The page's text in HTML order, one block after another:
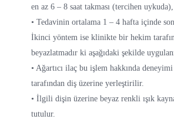
en az 6 – 8 saat takması (tercihen uykuda),
• Tedavinin ortalama 1 – 4 hafta içinde
İkinci yöntem ise klinikte bir hekim
beyazlatmadır ki aşağıdaki şekilde
• Ağartıcı ilaç bu işlem hakkında
tarafından diş üzerine yerleştirilir.
• İlgili dişin üzerine beyaz renkli ışık
tutulur.